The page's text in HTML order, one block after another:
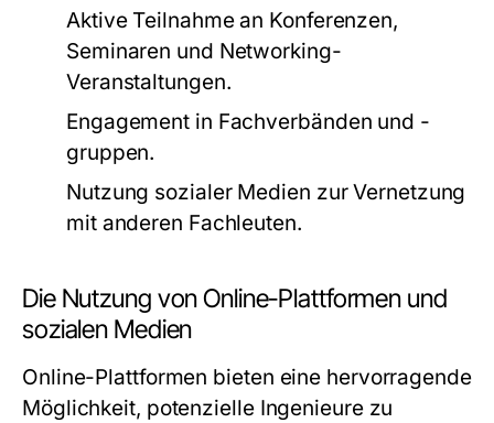
Aktive Teilnahme an Konferenzen,
Seminaren und Networking-
Veranstaltungen.
Engagement in Fachverbänden und -
gruppen.
Nutzung sozialer Medien zur Vernetzung
mit anderen Fachleuten.
Die Nutzung von Online-Plattformen und
sozialen Medien
Online-Plattformen bieten eine hervorragende
Möglichkeit, potenzielle Ingenieure zu